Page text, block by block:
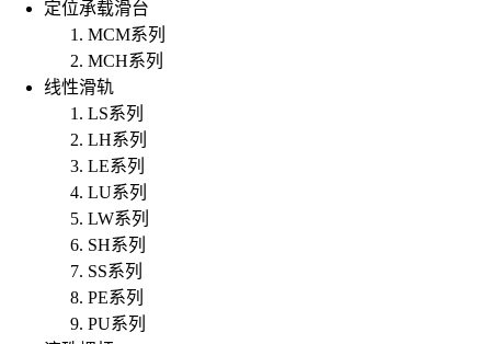
定位承载滑台
MCM系列
MCH系列
线性滑轨
LS系列
LH系列
LE系列
LU系列
LW系列
SH系列
SS系列
PE系列
PU系列